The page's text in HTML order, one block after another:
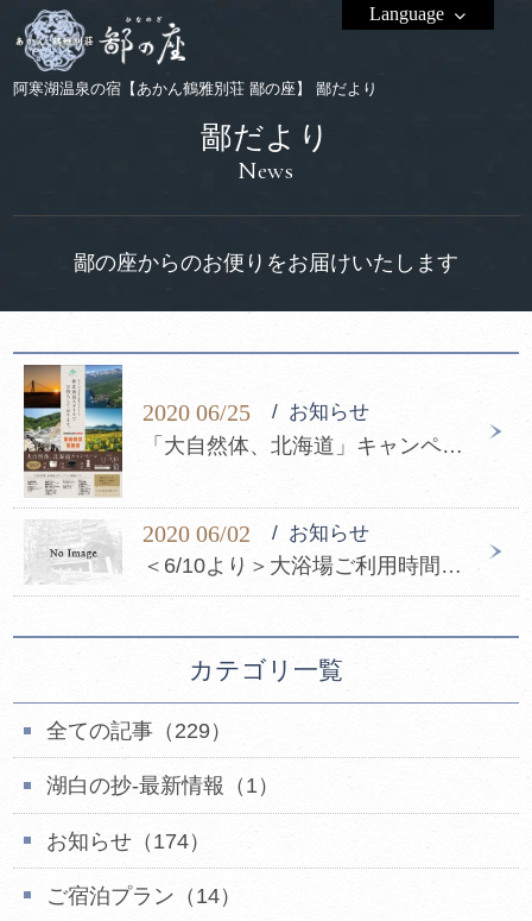
阿寒湖温泉の宿【あかん鶴雅別荘 鄙の座】 鄙だより
Language
鄙だより
News
鄙の座からのお便りをお届けいたします
2020 06/25 お知らせ
「大自然体、北海道」キャンペーン開催のご案内
2020 06/02 お知らせ
＜6/10より＞大浴場ご利用時間変更のお知らせ
カテゴリ一覧
全ての記事（229）
湖白の抄‐最新情報（1）
お知らせ（174）
ご宿泊プラン（14）